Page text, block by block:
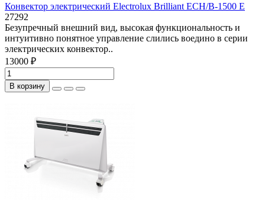
Конвектор электрический Electrolux Brilliant ECH/B-1500 E
27292
Безупречный внешний вид, высокая функциональность и
интуитивно понятное управление слились воедино в серии
электрических конвектор..
13000 ₽
В корзину